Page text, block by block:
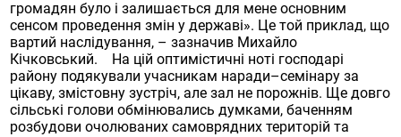
громадян було і залишається для мене основним
сенсом проведення змін у державі». Це той приклад, що
вартий наслідування, – зазначив Михайло
Кічковський. На цій оптимістичні ноті господарі
району подякували учасникам наради–семінару за
цікаву, змістовну зустріч, але зал не порожнів. Ще довго
сільські голови обмінювались думками, баченням
розбудови очолюваних самоврядних територій та